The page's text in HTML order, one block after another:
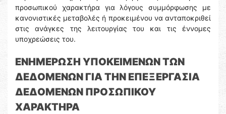
προσωπικού χαρακτήρα για λόγους συμμόρφωσης με
κανονιστικές μεταβολές ή προκειμένου να ανταποκριθεί
στις ανάγκες της λειτουργίας του και τις έννομες
υποχρεώσεις του.
ΕΝΗΜΕΡΩΣΗ ΥΠΟΚΕΙΜΕΝΩΝ ΤΩΝ
ΔΕΔΟΜΕΝΩΝ ΓΙΑ ΤΗΝ ΕΠΕΞΕΡΓΑΣΙΑ
ΔΕΔΟΜΕΝΩΝ ΠΡΟΣΩΠΙΚΟΥ
ΧΑΡΑΚΤΗΡΑ